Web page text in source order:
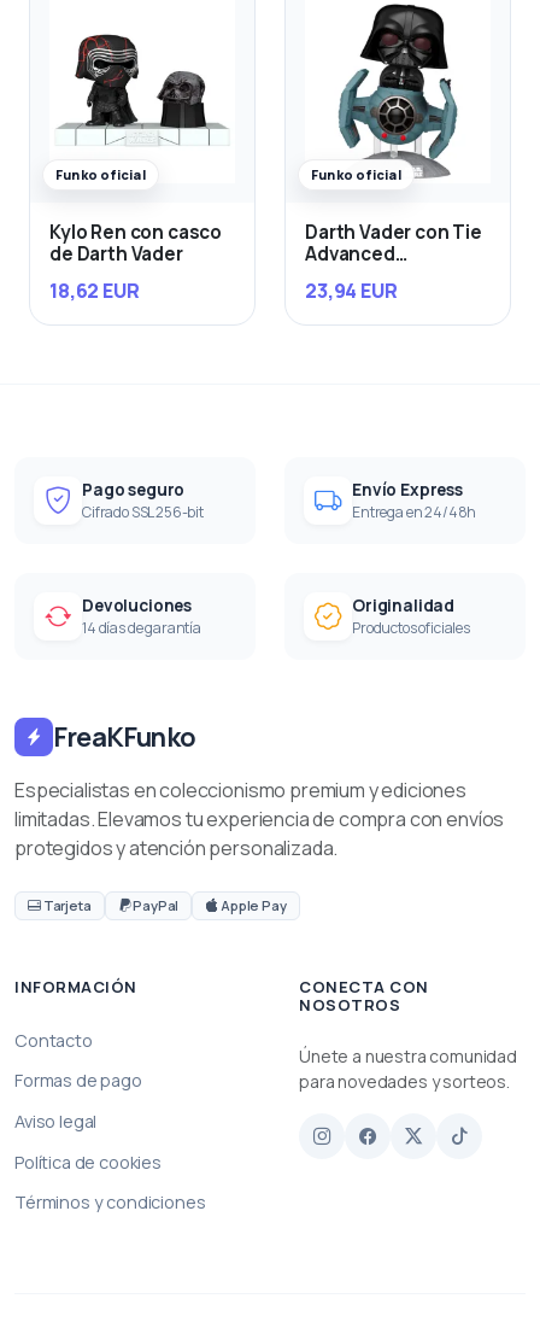
Funko oficial
Kylo Ren con casco
de Darth Vader
18,62 EUR
Funko oficial
Darth Vader con Tie
Advanced
23,94 EUR
Pago seguro
Cifrado SSL 256-bit
Envío Express
Entrega en 24/48h
Devoluciones
14 días de garantía
Originalidad
Productos oficiales
FreaKFunko
Especialistas en coleccionismo premium y ediciones
limitadas. Elevamos tu experiencia de compra con envíos
protegidos y atención personalizada.
Tarjeta PayPal Apple Pay
INFORMACIÓN
Contacto
Formas de pago
Aviso legal
Política de cookies
Términos y condiciones
CONECTA CON
NOSOTROS
Únete a nuestra comunidad
para novedades y sorteos.